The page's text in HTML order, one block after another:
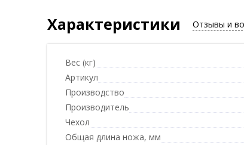
Характеристики Отзывы и
Вес (кг)
Артикул
Производство
Производитель
Чехол
Общая длина ножа, мм